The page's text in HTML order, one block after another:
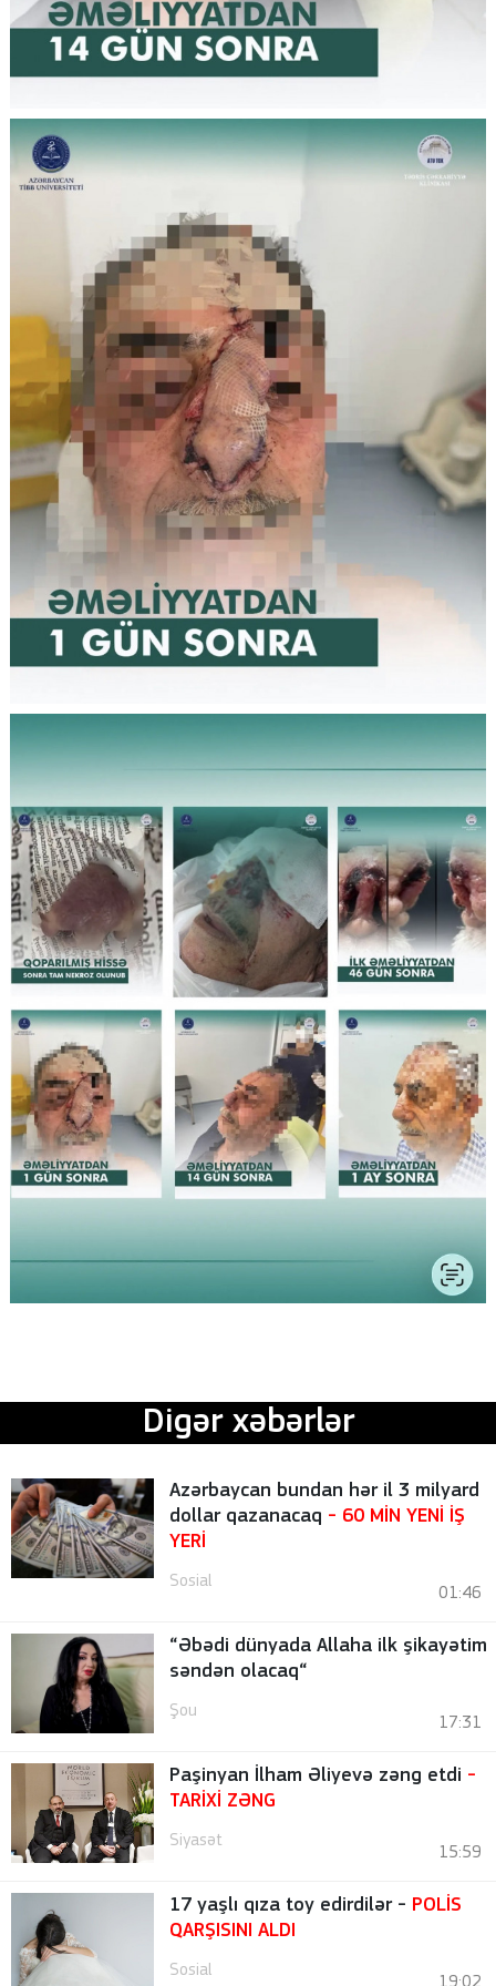
Digər xəbərlər
Azərbaycan bundan hər il 3 milyard
dollar qazanacaq - 60 MİN YENİ İŞ
YERİ
Sosial
01:46
“Əbədi dünyada Allaha ilk şikayətim
səndən olacaq“
Şou
17:31
Paşinyan İlham Əliyevə zəng etdi -
TARİXİ ZƏNG
Siyasət
15:59
17 yaşlı qıza toy edirdilər - POLİS
QARŞISINI ALDI
Sosial